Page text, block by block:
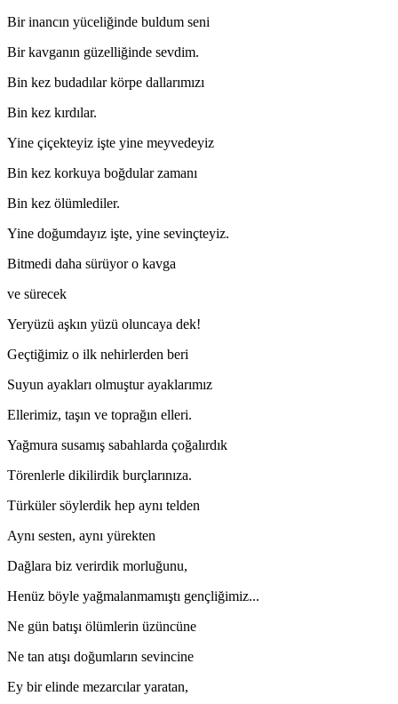
Bir inancın yüceliğinde buldum seni
Bir kavganın güzelliğinde sevdim.
Bin kez budadılar körpe dallarımızı
Bin kez kırdılar.
Yine çiçekteyiz işte yine meyvedeyiz
Bin kez korkuya boğdular zamanı
Bin kez ölümlediler.
Yine doğumdayız işte, yine sevinçteyiz.
Bitmedi daha sürüyor o kavga
ve sürecek
Yeryüzü aşkın yüzü oluncaya dek!
Geçtiğimiz o ilk nehirlerden beri
Suyun ayakları olmuştur ayaklarımız
Ellerimiz, taşın ve toprağın elleri.
Yağmura susamış sabahlarda çoğalırdık
Törenlerle dikilirdik burçlarınıza.
Türküler söylerdik hep aynı telden
Aynı sesten, aynı yürekten
Dağlara biz verirdik morluğunu,
Henüz böyle yağmalanmamıştı gençliğimiz...
Ne gün batışı ölümlerin üzüncüne
Ne tan atışı doğumların sevincine
Ey bir elinde mezarcılar yaratan,